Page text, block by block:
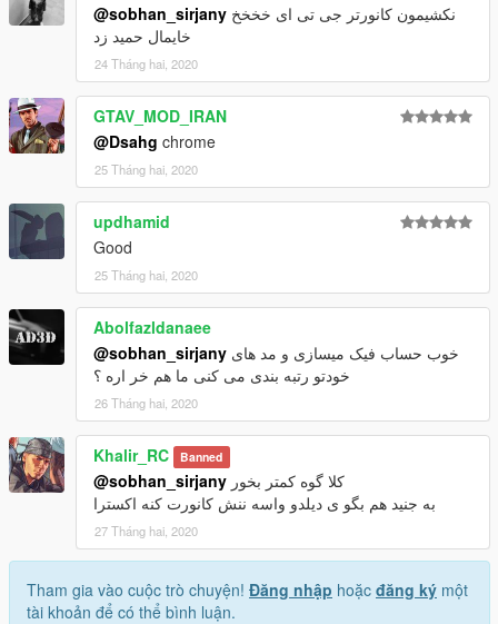
@sobhan_sirjany
خایمال حمید زد
24 Tháng hai, 2020
GTAV_MOD_IRAN
@Dsahg chrome
25 Tháng hai, 2020
updhamid
Good
25 Tháng hai, 2020
Abolfazldanaee
@sobhan_sirjany
خودتو رتبه بندی می کنی ما هم خر اره ؟
26 Tháng hai, 2020
Khalir_RC Banned
@sobhan_sirjany کلا گوه کمتر بخور
به جنید هم بگو ی دیلدو واسه ننش کانورت کنه اکسترا
27 Tháng hai, 2020
Tham gia vào cuộc trò chuyện! Đăng nhập hoặc đăng ký một
tài khoản để có thể bình luận.